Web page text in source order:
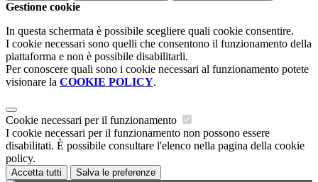
Gestione cookie
In questa schermata è possibile scegliere quali cookie consentire.
I cookie necessari sono quelli che consentono il funzionamento della
piattaforma e non è possibile disabilitarli.
Per conoscere quali sono i cookie necessari al funzionamento potete
visionare la COOKIE POLICY.
Cookie necessari per il funzionamento
I cookie necessari per il funzionamento non possono essere
disabilitati. È possibile consultare l'elenco nella pagina della cookie
policy.
Accetta tutti Salva le preferenze